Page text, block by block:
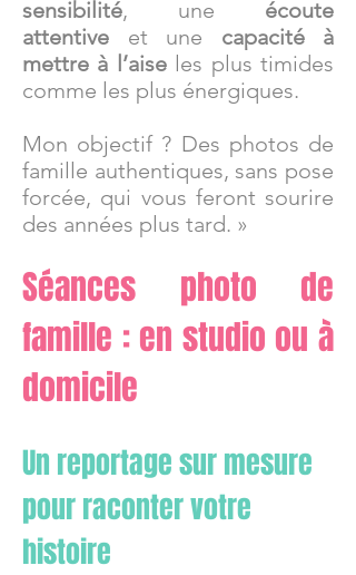
sensibilité, une écoute
attentive et une capacité à
mettre à l’aiseles plus timides
comme les plus énergiques.
Mon objectif ? Des photos de
famille authentiques, sans pose
forcée, qui vous feront sourire
des années plus tard. »
Séances photo de
famille : en studio ou à
domicile
Un reportage sur mesure
pour raconter votre
histoire